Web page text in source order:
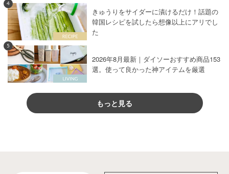
4
きゅうりをサイダーに漬けるだけ！話題の
韓国レシピを試したら想像以上にアリでし
た
5
2026年8月最新｜ダイソーおすすめ商品153
選。使って良かった神アイテムを厳選
もっと見る